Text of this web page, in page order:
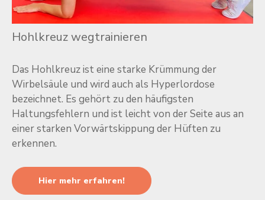
Hohlkreuz wegtrainieren
Das Hohlkreuz ist eine starke Krümmung der
Wirbelsäule und wird auch als Hyperlordose
bezeichnet. Es gehört zu den häufigsten
Haltungsfehlern und ist leicht von der Seite aus an
einer starken Vorwärtskippung der Hüften zu
erkennen.
Hier mehr erfahren!